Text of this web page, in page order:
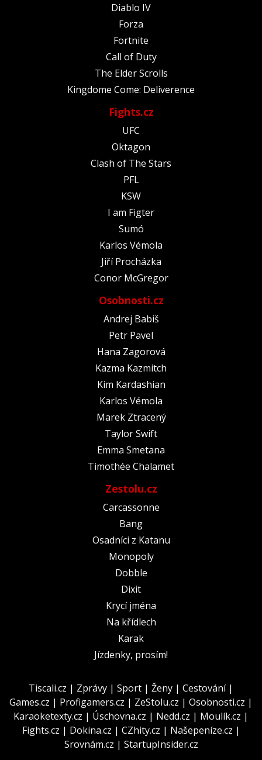
Diablo IV
Forza
Fortnite
Call of Duty
The Elder Scrolls
Kingdome Come: Deliverence
Fights.cz
UFC
Oktagon
Clash of The Stars
PFL
KSW
I am Figter
Sumó
Karlos Vémola
Jiří Procházka
Conor McGregor
Osobnosti.cz
Andrej Babiš
Petr Pavel
Hana Zagorová
Kazma Kazmitch
Kim Kardashian
Karlos Vémola
Marek Ztracený
Taylor Swift
Emma Smetana
Timothée Chalamet
Zestolu.cz
Carcassonne
Bang
Osadníci z Katanu
Monopoly
Dobble
Dixit
Krycí jména
Na křídlech
Karak
Jízdenky, prosím!
Tiscali.cz | Zprávy | Sport | Ženy | Cestování|
Games.cz | Profigamers.cz | ZeStolu.cz | Osobnosti.cz |
Karaoketexty.cz | Úschovna.cz | Nedd.cz | Moulík.cz |
Fights.cz | Dokina.cz | CZhity.cz | Našepeníze.cz |
Srovnám.cz | StartupInsider.cz